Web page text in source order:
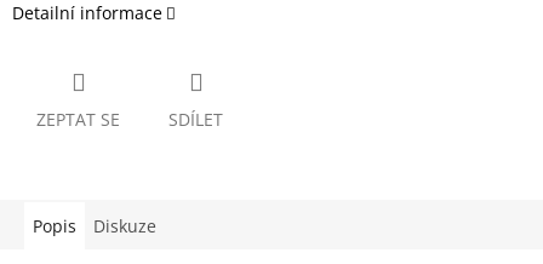
Detailní informace
ZEPTAT SE SDÍLET
Popis Diskuze